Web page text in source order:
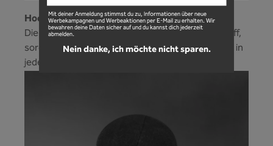
Hochwertige Klemmung!
Die hochwertige Lock-On Klemmung am MTB Griff,
sorgt für den perfekten Halt an jedem Lenker und in
jeder Situation. Hier rutscht nichts mehr.
Mit deiner Anmeldung stimmst du zu, Informationen über neue
Werbekampagnen und Werbeaktionen per E-Mail zu erhalten. Wir
bewahren deine Daten sicher auf und du kannst dich jederzeit
abmelden.
Nein danke, ich möchte nicht sparen.